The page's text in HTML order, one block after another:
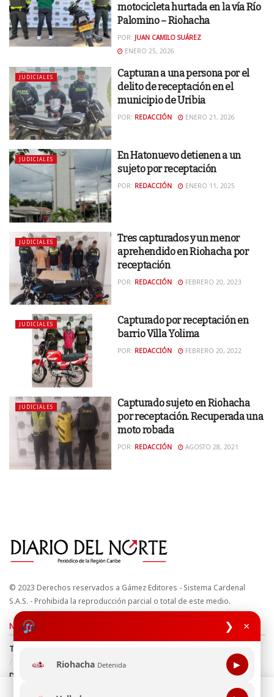
❯ ×
Riohacha Detenida ▶
motocicleta hurtada en la vía Río
Palomino – Riohacha
POR: JUAN CAMILO SUÁREZ
ENERO 25, 2026
JUDICIALES
Capturan a una persona por el
delito de receptación en el
municipio de Uribia
POR: REDACCIÓN ENERO 21, 2026
JUDICIALES
En Hatonuevo detienen a un
sujeto por receptación
POR: REDACCIÓN ENERO 11, 2025
JUDICIALES
Tres capturados y un menor
aprehendido en Riohacha por
receptación
POR: REDACCIÓN FEBRERO 20, 2023
JUDICIALES
Capturado por receptación en
barrio Villa Yolima
POR: REDACCIÓN FEBRERO 20, 2022
JUDICIALES
Capturado sujeto en Riohacha
por receptación. Recuperada una
moto robada
POR: REDACCIÓN AGOSTO 28, 2021
© 2023 Derechos reservados a Gámez Editores - Sistema Cardenal
S.A.S. - Prohibida la reproducción parcial o total de este medio.
Nuestros sitios
Términos y Condiciones
Política de uso de cookies
Política de Tratamiento de Datos
Directrices Editoriales
Esta página web usa cookie para mejorar tu experiencia de